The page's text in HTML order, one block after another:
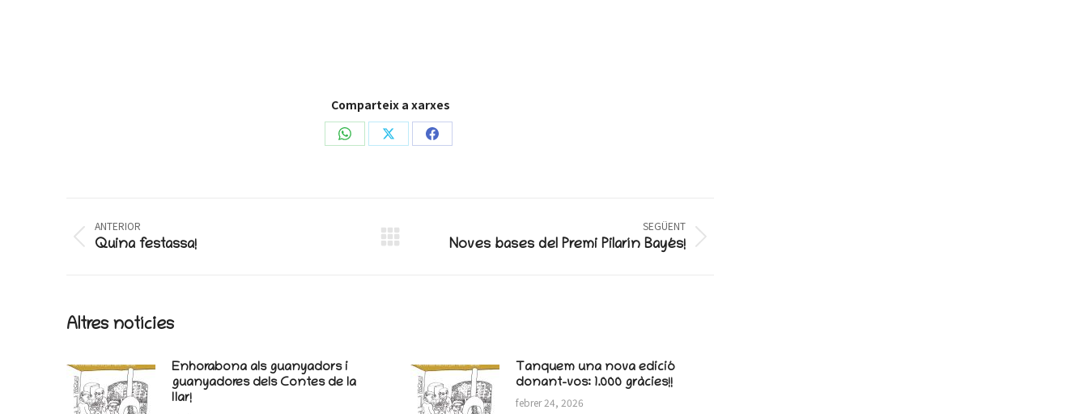
Comparteix a xarxes
Share Share Share
navigation
ANTERIOR
Previous
Quina festassa!
SEGÜENT
NextNoves bases del Premi Pilarín Bayés!
Altres notícies
Enhorabona als guanyadors i
guanyadores dels Contes de la
llar!
Tanquem una nova edició
donant-vos: 1.000 gràcies!!
febrer 24, 2026